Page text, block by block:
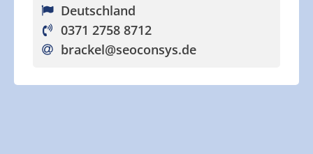
Deutschland
0371 2758 8712
brackel@seoconsys.de